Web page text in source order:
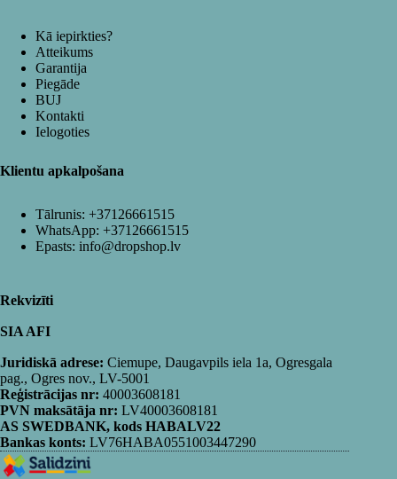
Kā iepirkties?
Atteikums
Garantija
Piegāde
BUJ
Kontakti
Ielogoties
Klientu apkalpošana
Tālrunis: +37126661515
WhatsApp: +37126661515
Epasts: info@dropshop.lv
Rekvizīti
SIA AFI
Juridiskā adrese: Ciemupe, Daugavpils iela 1a, Ogresgala
pag., Ogres nov., LV-5001
Reģistrācijas nr: 40003608181
PVN maksātāja nr: LV40003608181
AS SWEDBANK, kods HABALV22
Bankas konts: LV76HABA0551003447290